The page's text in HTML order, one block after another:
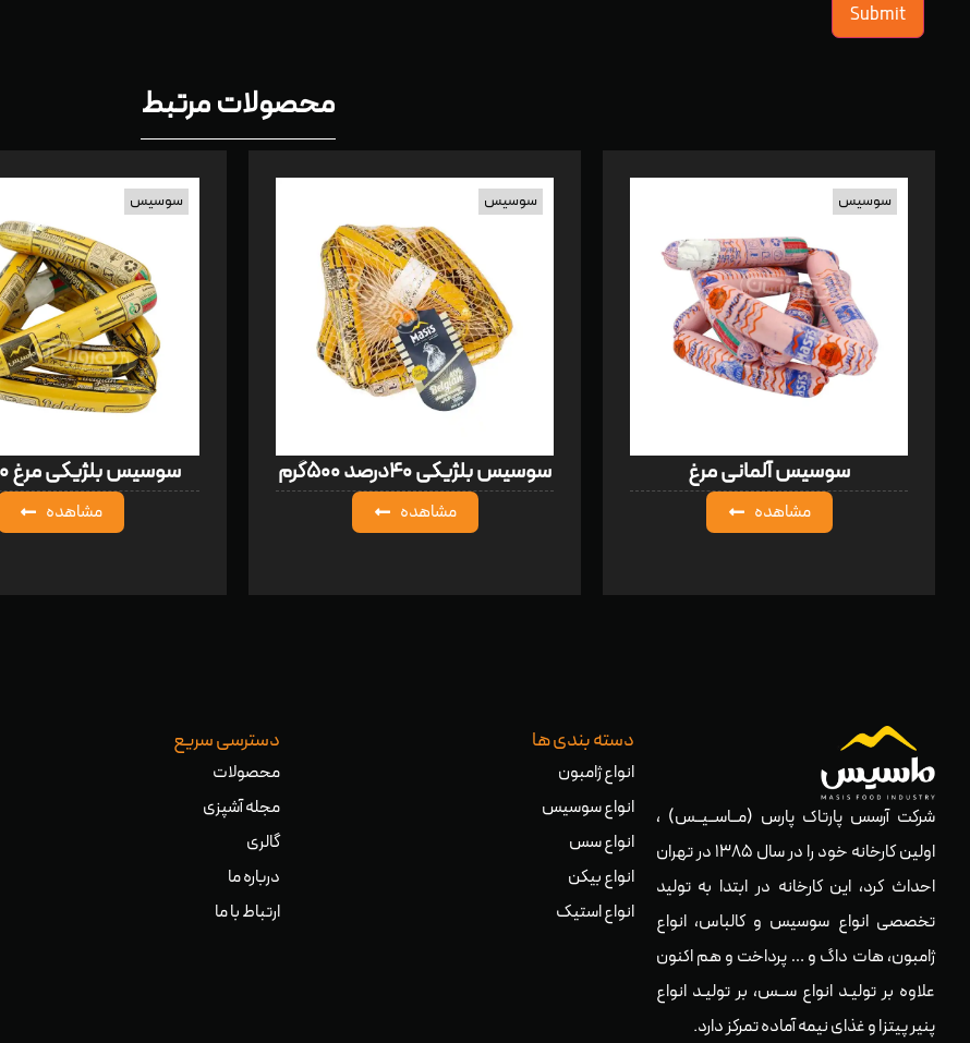
محصولات مرتبط
سوسیس آلمانی مرغ
مشاهده
سوسیس
سوسیس بلژیکی ۴۰درصد ۵۰۰گرم
مشاهده
سوسیس
سوسیس بلژیکی مرغ ۴۰درصد
مشاهده
سوسیس
شرکت آرسس پارتاک پارس (مــاســیــس) ،
اولین کارخانه خود را در سال ۱۳۸۵ در تهران
احداث کرد، این کارخانه در ابتدا به تولید
تخصصی انواع سوسیس و کالباس، انواع
ژامبون، هات داگ و … پرداخت و هم اکنون
علاوه بر تولیـد انواع ســس، بر تولیـد انواع
پنیر پیتزا و غذای نیمه آماده تمرکز دارد.
دسته بندی ها
انواع ژامبون
انواع سوسیس
انواع سس
انواع بیکن
انواع استیک
دسترسی سریع
محصولات
مجله آشپزی
گالری
درباره ما
ارتباط با ما